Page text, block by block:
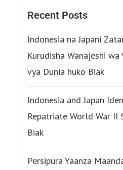
Recent Posts
Indonesia na Japani
Kurudisha Wanajeshi
vya Dunia huko Biak
Indonesia and Japan
Repatriate World War II
Biak
Persipura Yaanza